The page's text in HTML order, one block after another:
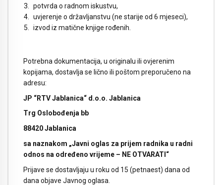
potvrda o radnom iskustvu,
uvjerenje o državljanstvu (ne starije od 6 mjeseci),
izvod iz matične knjige rođenih.
Potrebna dokumentacija, u originalu ili ovjerenim
kopijama, dostavlja se lično ili poštom preporučeno na
adresu:
JP “RTV Jablanica“ d.o.o. Jablanica
Trg Oslobođenja bb
88420 Jablanica
sa naznakom „Javni oglas za prijem radnika u radni
odnos na određeno vrijeme – NE OTVARATI“
Prijave se dostavljaju u roku od 15 (petnaest) dana od
dana objave Javnog oglasa.